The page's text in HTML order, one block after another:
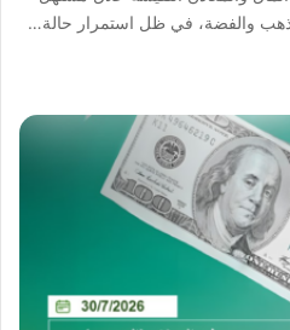
والفضة، في ظل استمرار حالة…